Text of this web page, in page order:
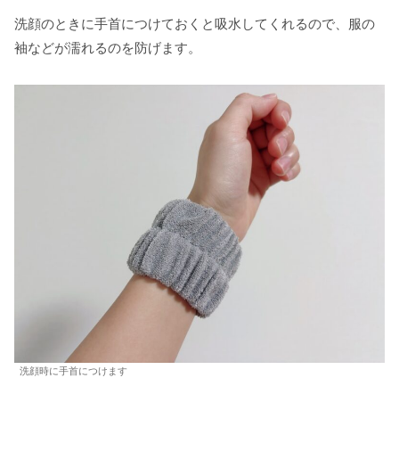
洗顔のときに手首につけておくと吸水してくれるので、服の
袖などが濡れるのを防げます。
洗顔時に手首につけます